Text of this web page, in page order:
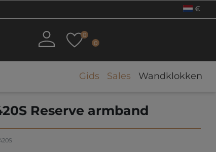
€
0
0
Gids Sales Wandklokken
Reserve armband